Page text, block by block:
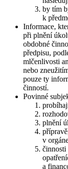
by tím
k
Informace,
při plnění
obdobné
předpisu,
mlčenlivosti
nebo
pouze ty
činností.
Povinné
plnění
v
činnosti
a